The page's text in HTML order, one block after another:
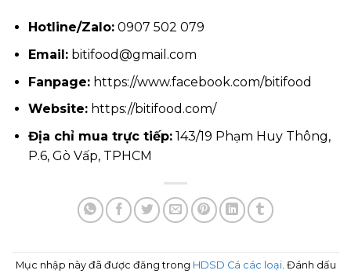
Hotline/Zalo:0907 502 079
Email:bitifood@gmail.com
Fanpage:https://www.facebook.com/bitifood
Website:https://bitifood.com/
Địa chỉ mua trực tiếp:143/19 Phạm Huy Thông,
P.6, Gò Vấp, TPHCM
Mục nhập này đã được đăng trong HDSD Cá các loại. Đánh dấu